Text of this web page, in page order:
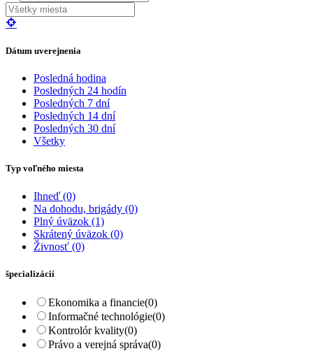
Dátum uverejnenia
Posledná hodina
Posledných 24 hodín
Posledných 7 dní
Posledných 14 dní
Posledných 30 dní
Všetky
Typ voľného miesta
Ihneď (0)
Na dohodu, brigády (0)
Plný úväzok (1)
Skrátený úväzok (0)
Živnosť (0)
špecializácií
Ekonomika a financie(0)
Informačné technológie(0)
Kontrolór kvality(0)
Právo a verejná správa(0)